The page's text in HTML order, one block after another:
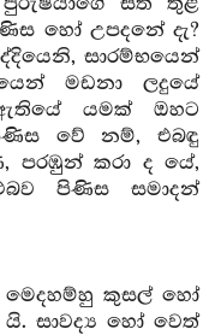
හෝ උපදනේ දැ?
සාරම්භයෙන්
මඩනා ලදුයේ
යමක් ඔහට
වේ නම්, එබඳු
පරඹුන් කරා ද යේ,
පිණිස සමාදන්
මෙදහම්හු කුසල් හෝ
සාවද්‍ය හෝ වෙත්